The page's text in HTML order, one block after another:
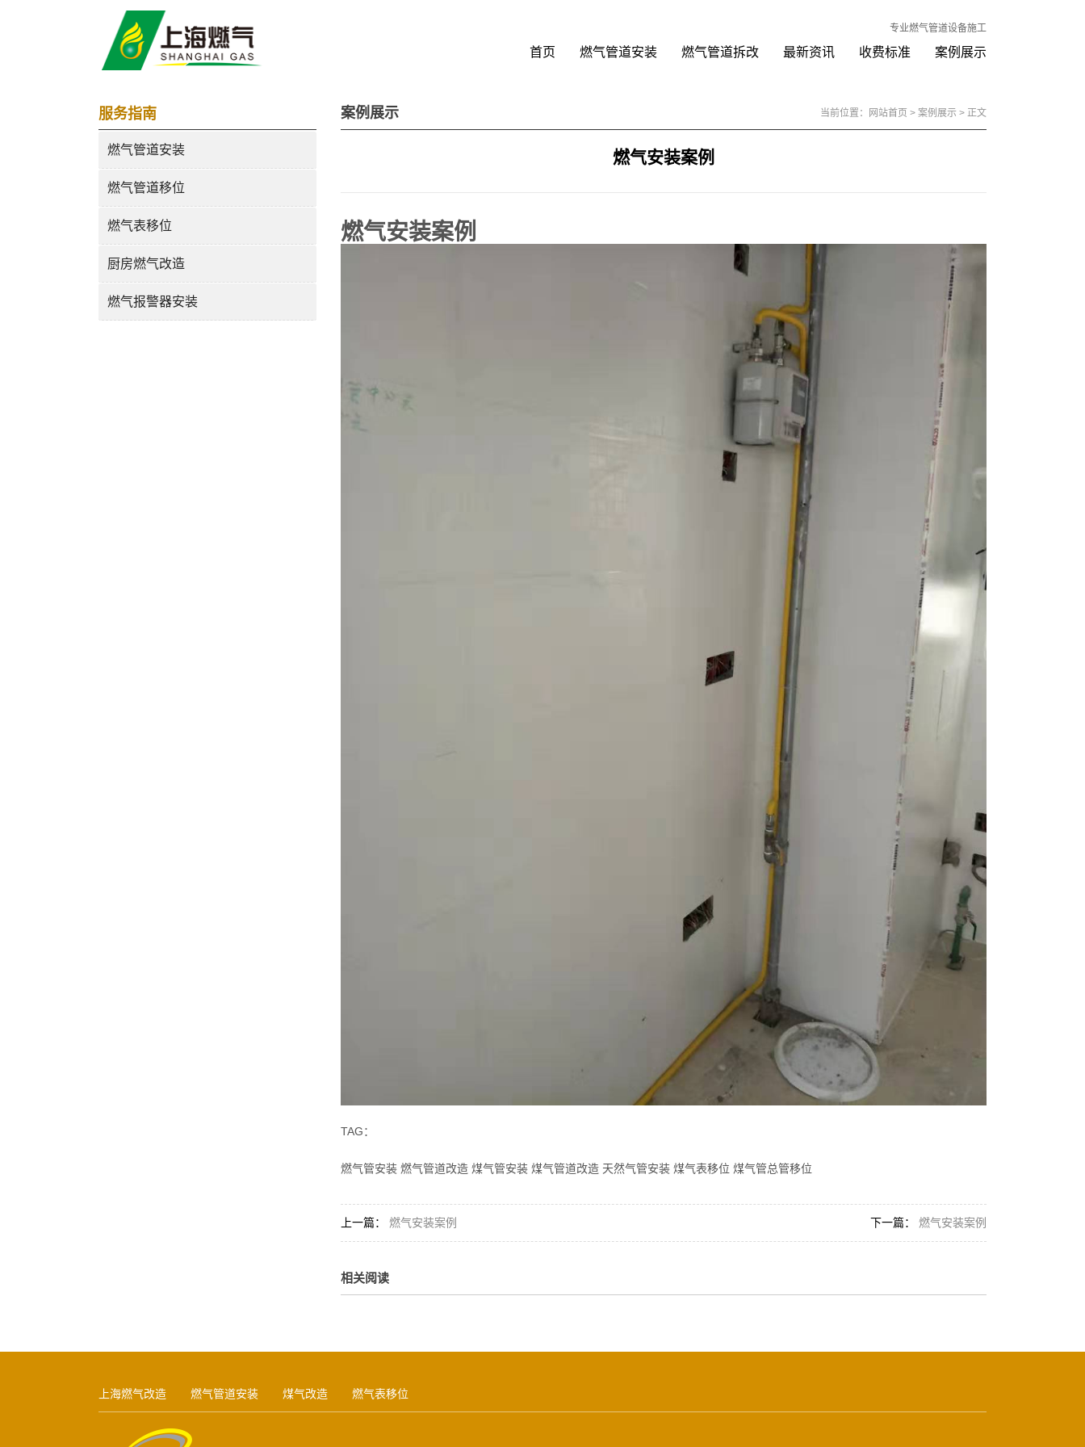
专业燃气管道设备施工
首页 燃气管道安装 燃气管道拆改 最新资讯 收费标准 案例展示
服务指南
燃气管道安装
燃气管道移位
燃气表移位
厨房燃气改造
燃气报警器安装
案例展示 当前位置： 网站首页 > 案例展示 > 正文
燃气安装案例
燃气安装案例
TAG：
燃气管安装 燃气管道改造 煤气管安装 煤气管道改造 天然气管安装 煤气表移位 煤气管总管移位
上一篇： 燃气安装案例 下一篇： 燃气安装案例
相关阅读
上海燃气改造 燃气管道安装 煤气改造 燃气表移位